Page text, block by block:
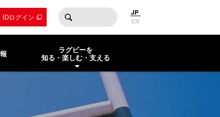
IDログイン
JP
EN
ラグビーを
知る・楽しむ・支える